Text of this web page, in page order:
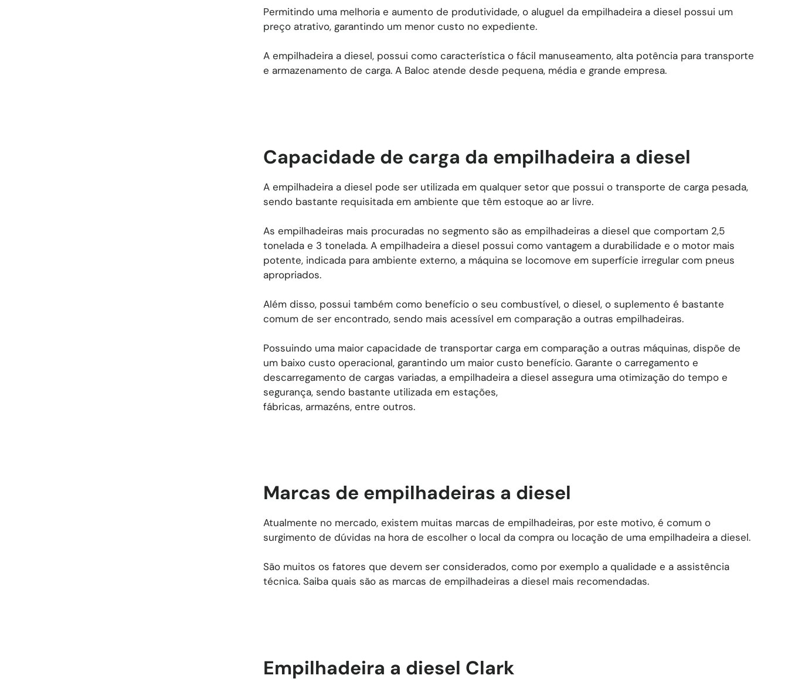
Permitindo uma melhoria e aumento de produtividade, o aluguel da empilhadeira a diesel possui um
preço atrativo, garantindo um menor custo no expediente.
A empilhadeira a diesel, possui como característica o fácil manuseamento, alta potência para transporte
e armazenamento de carga. A Baloc atende desde pequena, média e grande empresa.
Capacidade de carga da empilhadeira a diesel
A empilhadeira a diesel pode ser utilizada em qualquer setor que possui o transporte de carga pesada,
sendo bastante requisitada em ambiente que têm estoque ao ar livre.
As empilhadeiras mais procuradas no segmento são as empilhadeiras a diesel que comportam 2,5
tonelada e 3 tonelada. A empilhadeira a diesel possui como vantagem a durabilidade e o motor mais
potente, indicada para ambiente externo, a máquina se locomove em superfície irregular com pneus
apropriados.
Além disso, possui também como benefício o seu combustível, o diesel, o suplemento é bastante
comum de ser encontrado, sendo mais acessível em comparação a outras empilhadeiras.
Possuindo uma maior capacidade de transportar carga em comparação a outras máquinas, dispõe de
um baixo custo operacional, garantindo um maior custo benefício. Garante o carregamento e
descarregamento de cargas variadas, a empilhadeira a diesel assegura uma otimização do tempo e
segurança, sendo bastante utilizada em estações,
fábricas, armazéns, entre outros.
Marcas de empilhadeiras a diesel
Atualmente no mercado, existem muitas marcas de empilhadeiras, por este motivo, é comum o
surgimento de dúvidas na hora de escolher o local da compra ou locação de uma empilhadeira a diesel.
São muitos os fatores que devem ser considerados, como por exemplo a qualidade e a assistência
técnica. Saiba quais são as marcas de empilhadeiras a diesel mais recomendadas.
Empilhadeira a diesel Clark